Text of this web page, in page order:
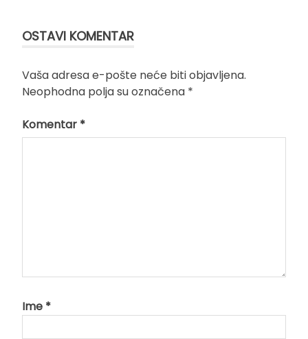
OSTAVI KOMENTAR
Vaša adresa e-pošte neće biti objavljena.
Neophodna polja su označena *
Komentar *
Ime *